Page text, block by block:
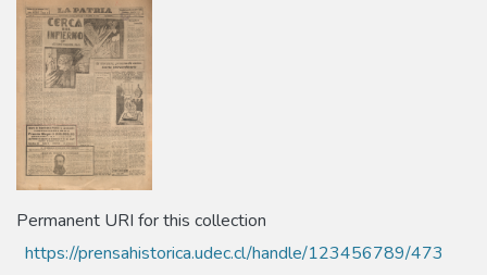
All of DSpace
Permanent URI for this collection
https://prensahistorica.udec.cl/handle/123456789/473